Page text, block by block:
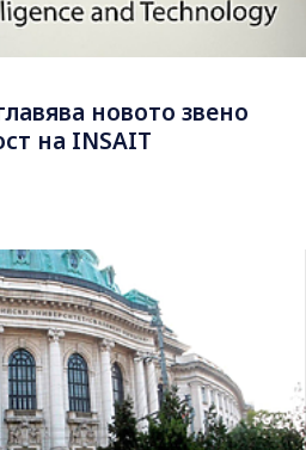
новото звено
на INSAIT